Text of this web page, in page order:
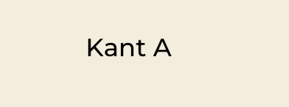
Kant A